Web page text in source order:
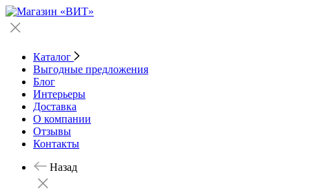
Каталог
Выгодные предложения
Блог
Интерьеры
Доставка
О компании
Отзывы
Контакты
Назад